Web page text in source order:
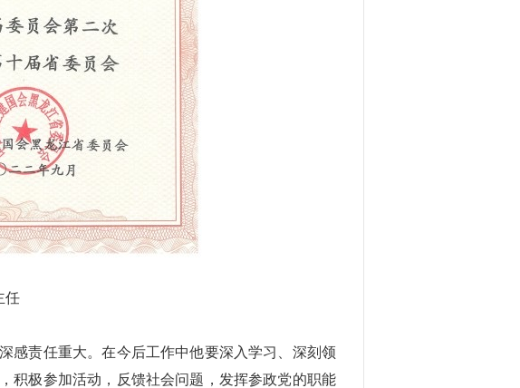
任
感责任重大。在今后工作中他要深入学习、深刻领
积极参加活动，反馈社会问题，发挥参政党的职能